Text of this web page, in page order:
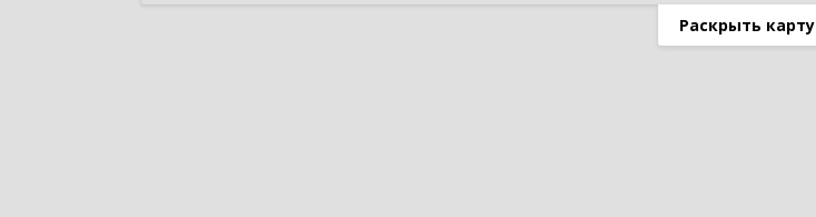
Раскрыть карту